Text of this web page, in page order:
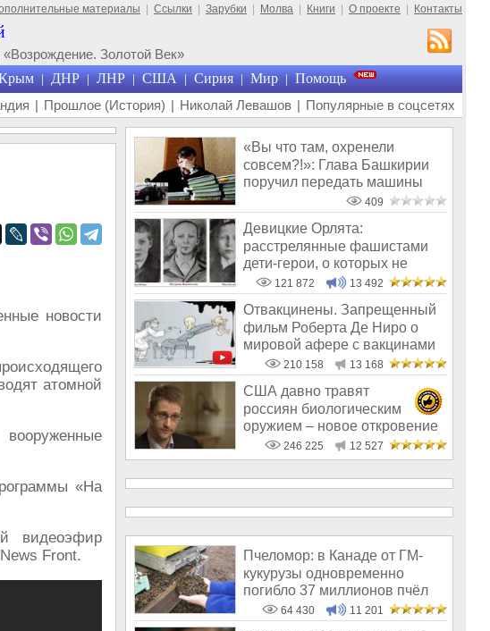
материалы Ссылки Зарубки Молва Книги О проекте Контакты
Золотой Век»
| ДНР | ЛНР | США | Сирия | Мир | Помощь
| Прошлое (История) | Николай Левашов | Популярные в соцсетях
новости
атомной
«На
видеоэфир
Front.
«Вы что там, охренели
совсем?!»: Глава Башкирии
поручил передать машины
409
Девицкие Орлята:
расстрелянные фашистами
дети-герои, о которых не
рассказывают в шк
121 872 13 492
Отвакцинены. Запрещенный
фильм Роберта Де Ниро о
мировой афере с вакцинами
210 158 13 168
США давно травят
россиян биологическим
оружием – новое откровение
Эдварда Сноудена
246 225 12 527
Пчеломор: в Канаде от ГМ-
кукурузы одновременно
погибло 37 миллионов пчёл
64 430 11 201